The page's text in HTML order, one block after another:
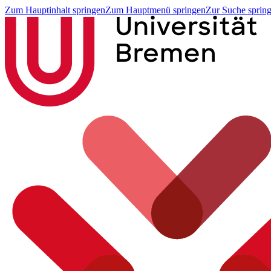
Zum Hauptinhalt springenZum Hauptmenü springenZur Suche